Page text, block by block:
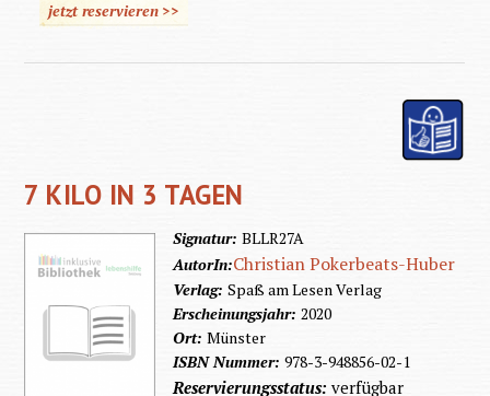
jetzt reservieren >>
7 KILO IN 3 TAGEN
Signatur: BLLR27A
AutorIn:Christian Pokerbeats-Huber
Verlag: Spaß am Lesen Verlag
Erscheinungsjahr: 2020
Ort: Münster
ISBN Nummer: 978-3-948856-02-1
Reservierungsstatus: verfügbar